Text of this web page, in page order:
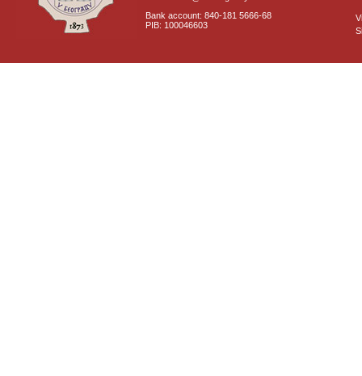
Bank account: 840-181 5666-68
PIB: 100046603